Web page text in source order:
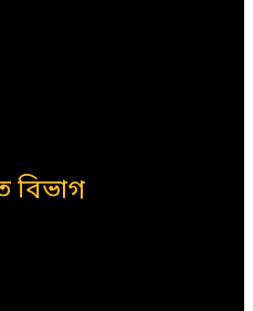
বিভাগ